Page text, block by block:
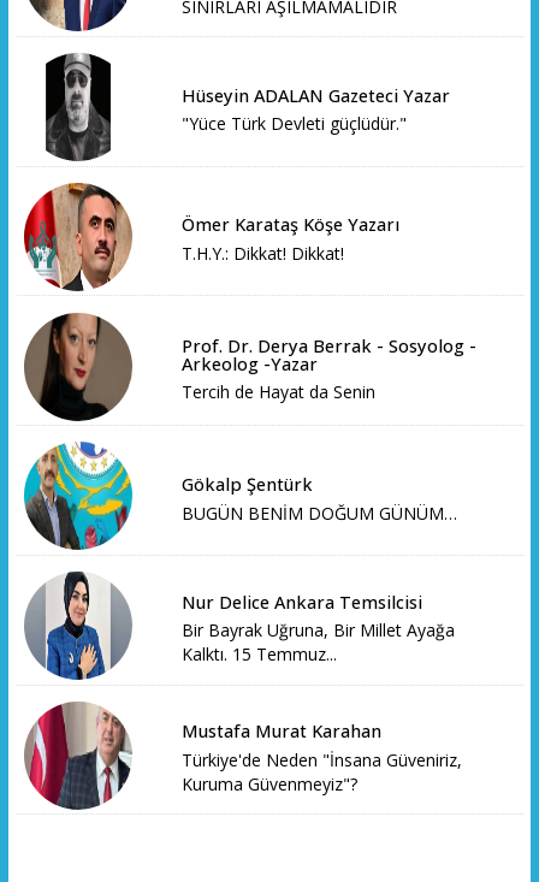
SINIRLARI AŞILMAMALIDIR
Hüseyin ADALAN Gazeteci Yazar
"Yüce Türk Devleti güçlüdür."
Ömer Karataş Köşe Yazarı
T.H.Y.: Dikkat! Dikkat!
Prof. Dr. Derya Berrak - Sosyolog -
Arkeolog -Yazar
Tercih de Hayat da Senin
Gökalp Şentürk
BUGÜN BENİM DOĞUM GÜNÜM…
Nur Delice Ankara Temsilcisi
Bir Bayrak Uğruna, Bir Millet Ayağa
Kalktı. 15 Temmuz...
Mustafa Murat Karahan
Türkiye'de Neden "İnsana Güveniriz,
Kuruma Güvenmeyiz"?